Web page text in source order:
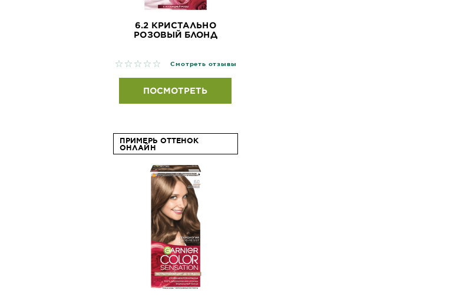
6.2 КРИСТАЛЬНО
РОЗОВЫЙ БЛОНД
No reviews Смотреть отзывы
ПОСМОТРЕТЬ
ПРИМЕРЬ ОТТЕНОК
ОНЛАЙН